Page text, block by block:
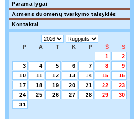
Parama lygai
Asmens duomenų tvarkymo taisyklės
Kontaktai
P A T K P Š
S
1
2
3
4 5 6 7 8
9
10
11 12 13 14 15
16
17
18 19 20 21 22
23
24
25 26 27 28 29
30
31